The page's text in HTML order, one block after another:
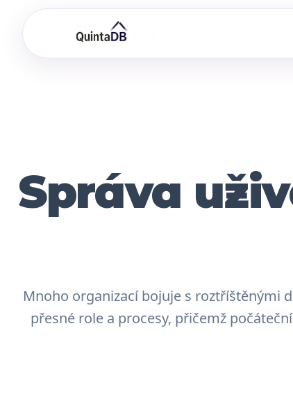
Správa
Mnoho organizací bojuje s roztříštěnými
přesné role a procesy, přičemž